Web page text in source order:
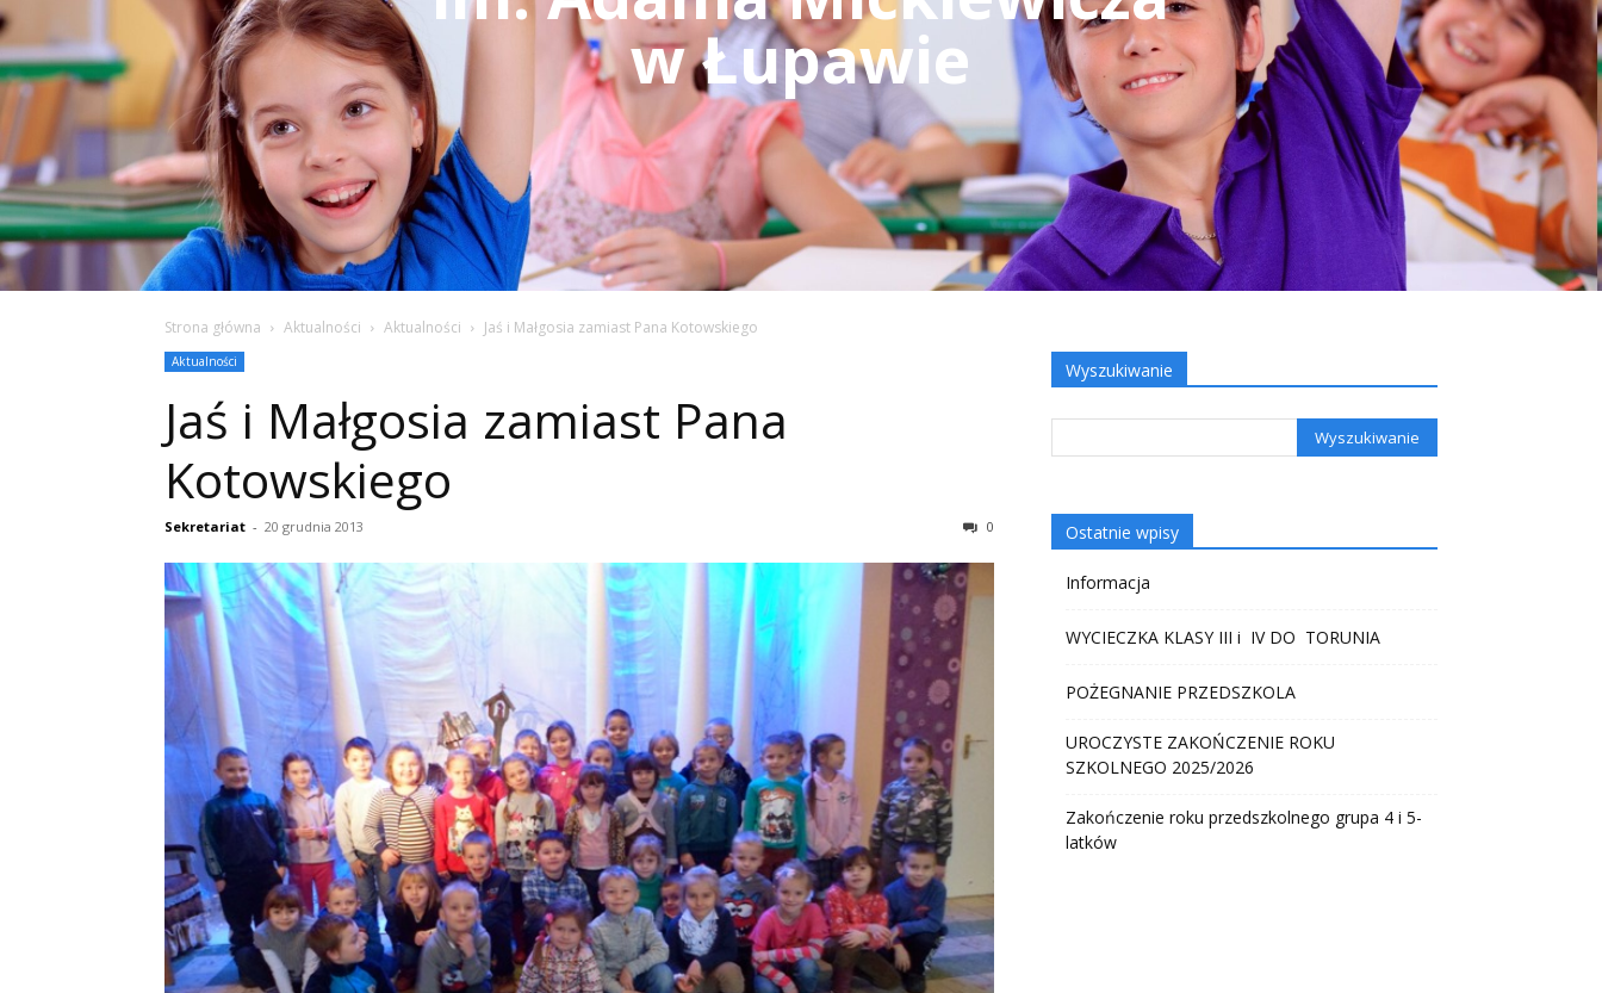
w Łupawie
Strona główna Aktualności Aktualności Jaś i Małgosia zamiast Pana Kotowskiego
Aktualności
Jaś i Małgosia zamiast Pana
Kotowskiego
Sekretariat - 20 grudnia 2013 0
Wyszukiwanie
Ostatnie wpisy
Informacja
WYCIECZKA KLASY III i IV DO TORUNIA
POŻEGNANIE PRZEDSZKOLA
UROCZYSTE ZAKOŃCZENIE ROKU
SZKOLNEGO 2025/2026
Zakończenie roku przedszkolnego grupa 4 i 5-
latków